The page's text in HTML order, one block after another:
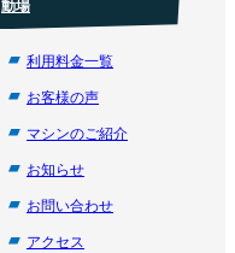
動場
利用料金一覧
お客様の声
マシンのご紹介
お知らせ
お問い合わせ
アクセス